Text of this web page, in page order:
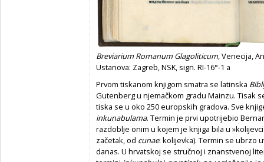
Breviarium Romanum Glagoliticum,Venecija,
Ustanova: Zagreb, NSK, sign. RI-16°-1 a
Prvom tiskanom knjigom smatra se latinska
Gutenberg u njemačkom gradu Mainzu. Tisak
tiska se u oko 250 europskih gradova. Sve
inkunabulama. Termin je prvi upotrijebio
razdoblje onim u kojem je knjiga bila u
začetak, od cunae: kolijevka). Termin se ubrzo
danas. U hrvatskoj se stručnoj i znanstvenoj